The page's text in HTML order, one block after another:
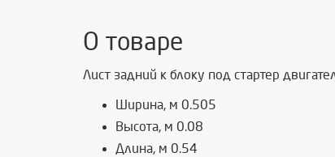
О товаре
Лист задний к блоку под стартер
Ширина, м 0.505
Высота, м 0.08
Длина, м 0.54